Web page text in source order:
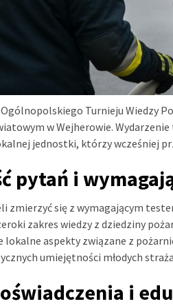
Turnieju Wiedzy
w Wejherowie.
jednostki, którzy wcześniej
pytań i
zmierzyć się z wymagającym
zakres wiedzy z dziedziny
lokalne aspekty związane z
umiejętności młodych
i